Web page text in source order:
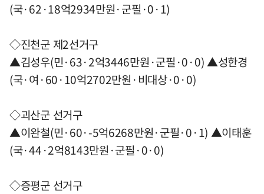
(국·62·18억2934만원·군필·0·1)
◇진천군 제2선거구
▲김성우(민·63·2억3446만원·군필·0·0) ▲성한경
(국·여·60·10억2702만원·비대상·0·0)
◇괴산군 선거구
▲이완철(민·60·-5억6268만원·군필·0·1) ▲이태훈
(국·44·2억8143만원·군필·0·0)
◇증평군 선거구